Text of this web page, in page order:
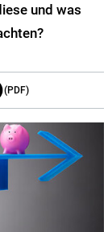
und was
(PDF)